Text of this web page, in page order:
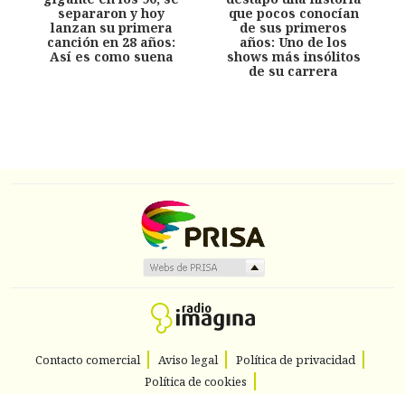
separaron y hoy
lanzan su primera
canción en 28 años:
Así es como suena
que pocos conocían
de sus primeros
años: Uno de los
shows más insólitos
de su carrera
Contacto comercial Aviso legal
Política de privacidad
Política de cookies